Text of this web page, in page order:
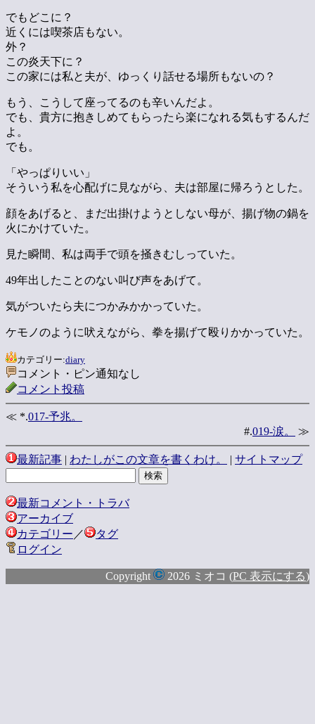
でもどこに？
近くには喫茶店もない。
外？
この炎天下に？
この家には私と夫が、ゆっくり話せる場所もないの？
もう、こうして座ってるのも辛いんだよ。
でも、貴方に抱きしめてもらったら楽になれる気もするんだ
よ。
でも。
「やっぱりいい」
そういう私を心配げに見ながら、夫は部屋に帰ろうとした。
顔をあげると、まだ出掛けようとしない母が、揚げ物の鍋を
火にかけていた。
見た瞬間、私は両手で頭を掻きむしっていた。
49年出したことのない叫び声をあげて。
気がついたら夫につかみかかっていた。
ケモノのように吠えながら、拳を揚げて殴りかかっていた。
カテゴリー:diary
コメント・ピン通知なし
コメント投稿
≪ *.017-予兆。
#.019-涙。 ≫
最新記事 | わたしがこの文章を書くわけ。 | サイトマップ
最新コメント・トラバ
アーカイブ
カテゴリー ／
タグ
ログイン
Copyright 2026 ミオコ (PC 表示にする)